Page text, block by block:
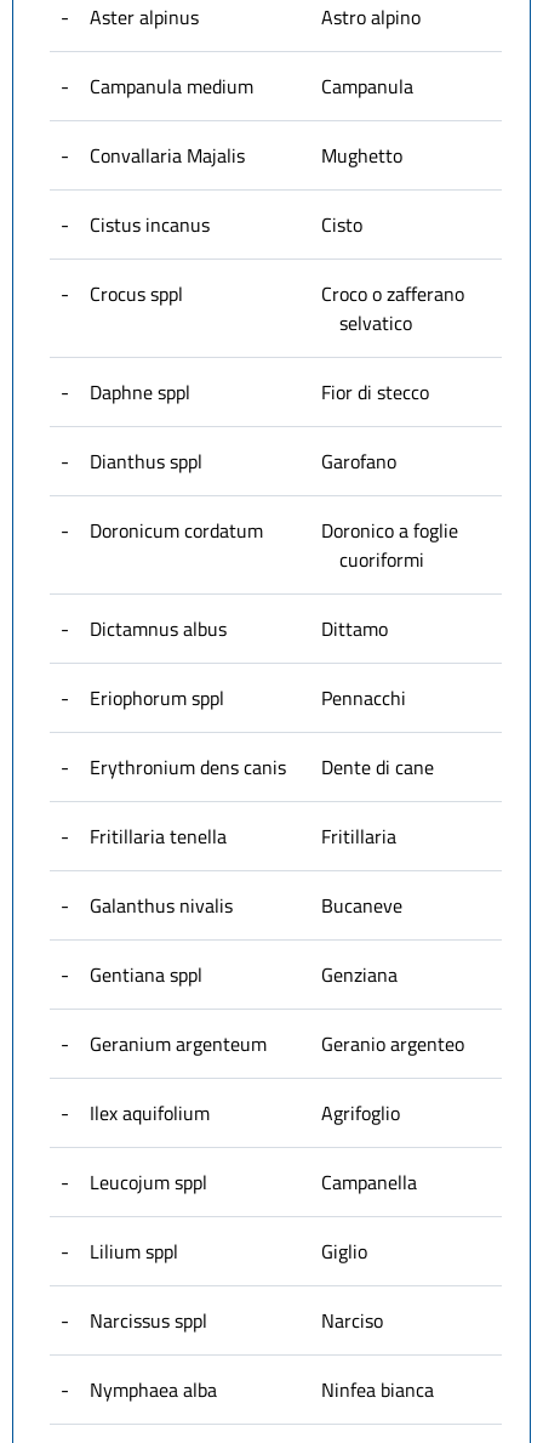
- Aster alpinus Astro alpino
- Campanula medium Campanula
- Convallaria Majalis Mughetto
- Cistus incanus Cisto
- Crocus sppl
Croco o zafferano
selvatico
- Daphne sppl Fior di stecco
- Dianthus sppl Garofano
- Doronicum cordatum
Doronico a foglie
cuoriformi
- Dictamnus albus Dittamo
- Eriophorum sppl Pennacchi
- Erythronium dens canis Dente di cane
- Fritillaria tenella Fritillaria
- Galanthus nivalis Bucaneve
- Gentiana sppl Genziana
- Geranium argenteum Geranio argenteo
- Ilex aquifolium Agrifoglio
- Leucojum sppl Campanella
- Lilium sppl Giglio
- Narcissus sppl Narciso
- Nymphaea alba Ninfea bianca